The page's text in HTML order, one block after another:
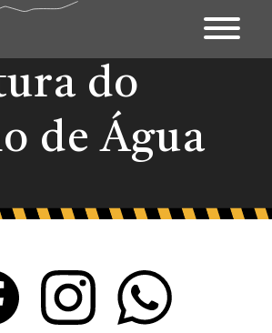
Apresentação
Território
Património
Fundo Documental
Contactos & Links
do
de Água